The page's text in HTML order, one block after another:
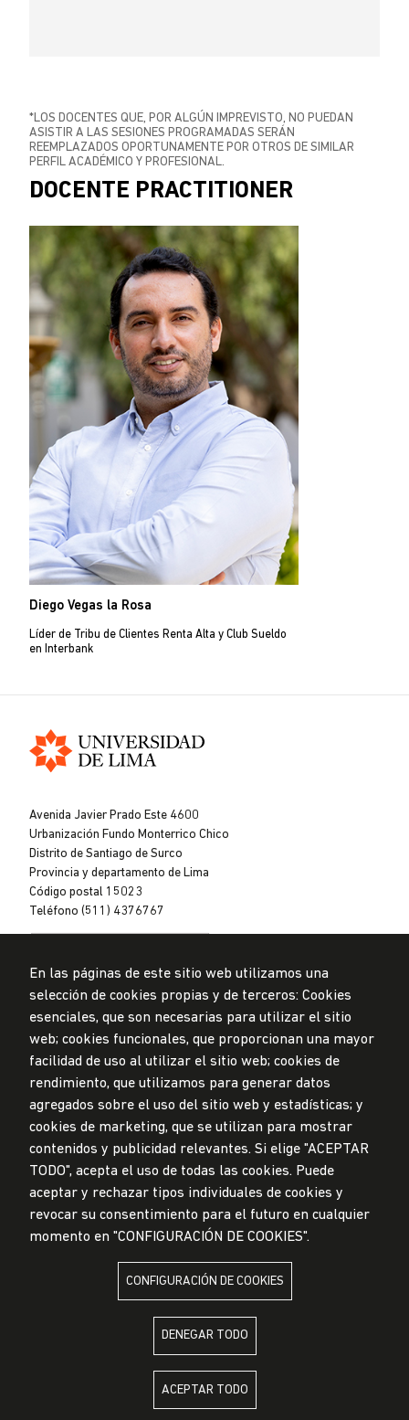
*LOS DOCENTES QUE, POR ALGÚN IMPREVISTO, NO PUEDAN
ASISTIR A LAS SESIONES PROGRAMADAS SERÁN
REEMPLAZADOS OPORTUNAMENTE POR OTROS DE SIMILAR
PERFIL ACADÉMICO Y PROFESIONAL.
DOCENTE PRACTITIONER
Diego Vegas la Rosa
Líder de Tribu de Clientes Renta Alta y Club Sueldo
en Interbank
Lima
Avenida Javier Prado Este 4600
Urbanización Fundo Monterrico Chico
Distrito de Santiago de Surco
Provincia y departamento de Lima
Código postal 15023
Teléfono (511) 4376767
Privacidad de datos personales
Mesa de partes
© Universidad de Lima, 2024
Todos los derechos reservados
Diseñado porPartners
LA UNIVERSIDAD DE LIMA ES MIEMBRO DE
En las páginas de este sitio web utilizamos una
selección de cookies propias y de terceros: Cookies
esenciales, que son necesarias para utilizar el sitio
web; cookies funcionales, que proporcionan una mayor
facilidad de uso al utilizar el sitio web; cookies de
rendimiento, que utilizamos para generar datos
agregados sobre el uso del sitio web y estadísticas; y
cookies de marketing, que se utilizan para mostrar
contenidos y publicidad relevantes. Si elige "ACEPTAR
TODO", acepta el uso de todas las cookies. Puede
aceptar y rechazar tipos individuales de cookies y
revocar su consentimiento para el futuro en cualquier
momento en "CONFIGURACIÓN DE COOKIES".
CONFIGURACIÓN DE COOKIES
DENEGAR TODO
ACEPTAR TODO